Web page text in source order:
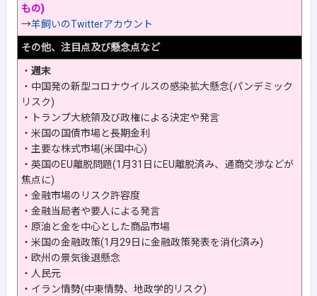
もの)
→羊飼いのTwitterアカウント
その他、注目点及び懸念点など
・ 週末
・中国発の新型コロナウイルスの感染拡大懸念(パンデミック
リスク)
・トランプ大統領及び政権による決定や発言
・米国の国債市場と長期金利
・主要な株式市場(米国中心)
・英国のEU離脱問題(1月31日にEU離脱済み、通商交渉などが
焦点に)
・金融市場のリスク許容度
・金融当局者や要人による発言
・原油と金を中心とした商品市場
・米国の金融政策(1月29日に金融政策発表を消化済み)
・欧州の景気後退懸念
・人民元
・イラン情勢(中東情勢、地政学的リスク)